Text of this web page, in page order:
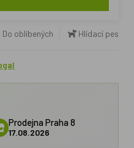
Do oblíbených Hlídací pes
Prodejna Praha 8
17.08.2026